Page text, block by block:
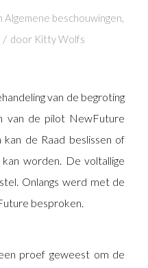
Algemene beschouwingen,
/ door Kitty Wolfs
van de begroting
van de pilot NewFuture
de Raad beslissen of
worden. De voltallige
Onlangs werd met de
besproken.
proef geweest om de